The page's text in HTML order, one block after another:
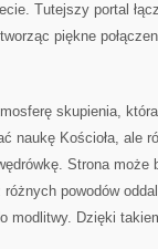
Tutejszy portal
piękne
skupienia,
naukę Kościoła, ale
Strona może
powodów
modlitwy. Dzięki